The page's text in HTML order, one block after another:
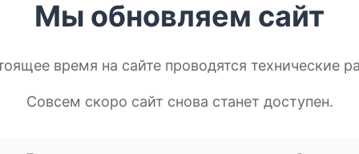
Мы обновляем сайт
время на сайте проводятся технические
Совсем скоро сайт снова станет доступен.